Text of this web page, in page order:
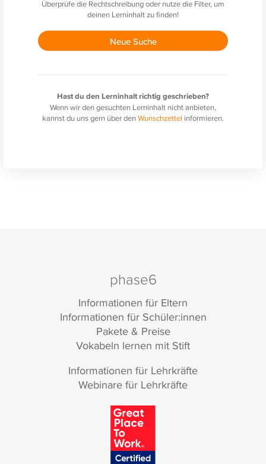
Überprüfe die Rechtschreibung oder nutze die Filter, um
deinen Lerninhalt zu finden!
Neue Suche
Hast du den Lerninhalt richtig geschrieben?
Wenn wir den gesuchten Lerninhalt nicht anbieten,
kannst du uns gern über denWunschzettel informieren.
phase6
Informationen für Eltern
Informationen für Schüler:innen
Pakete & Preise
Vokabeln lernen mit Stift
Informationen für Lehrkräfte
Webinare für Lehrkräfte